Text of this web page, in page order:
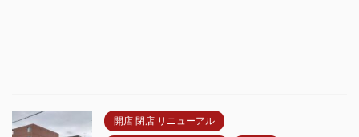
開店 閉店 リニューアル